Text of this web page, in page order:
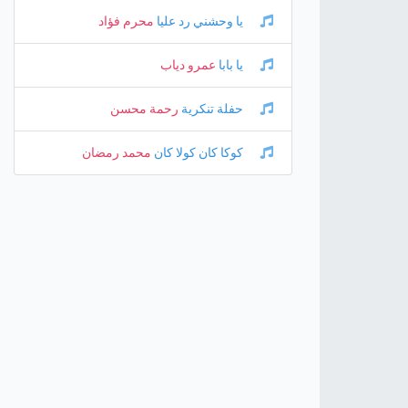
يا وحشني رد عليا محرم فؤاد
يا بابا عمرو دياب
حفلة تنكرية رحمة محسن
كوكا كان كولا كان محمد رمضان